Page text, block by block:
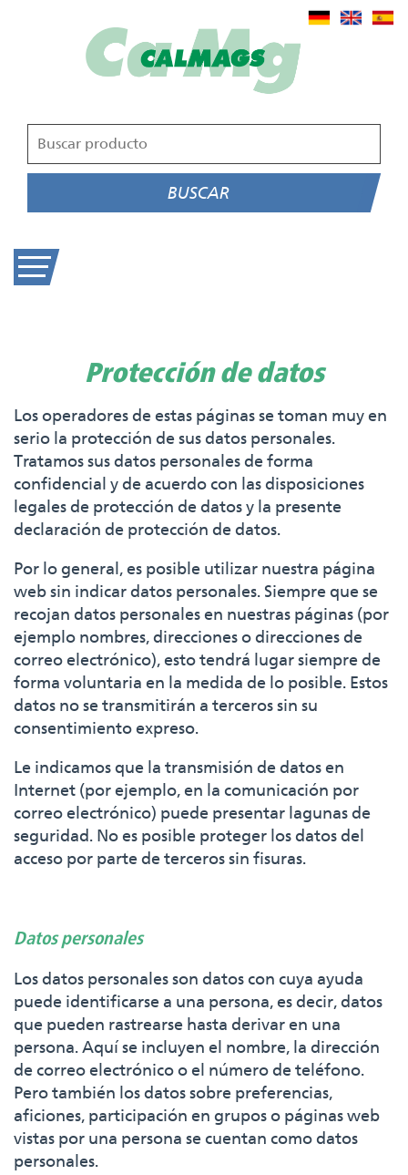
BUSCAR
Protección de datos
Los operadores de estas páginas se toman muy en
serio la protección de sus datos personales.
Tratamos sus datos personales de forma
confidencial y de acuerdo con las disposiciones
legales de protección de datos y la presente
declaración de protección de datos.
Por lo general, es posible utilizar nuestra página
web sin indicar datos personales. Siempre que se
recojan datos personales en nuestras páginas (por
ejemplo nombres, direcciones o direcciones de
correo electrónico), esto tendrá lugar siempre de
forma voluntaria en la medida de lo posible. Estos
datos no se transmitirán a terceros sin su
consentimiento expreso.
Le indicamos que la transmisión de datos en
Internet (por ejemplo, en la comunicación por
correo electrónico) puede presentar lagunas de
seguridad. No es posible proteger los datos del
acceso por parte de terceros sin fisuras.
Datos personales
Los datos personales son datos con cuya ayuda
puede identificarse a una persona, es decir, datos
que pueden rastrearse hasta derivar en una
persona. Aquí se incluyen el nombre, la dirección
de correo electrónico o el número de teléfono.
Pero también los datos sobre preferencias,
aficiones, participación en grupos o páginas web
vistas por una persona se cuentan como datos
personales.